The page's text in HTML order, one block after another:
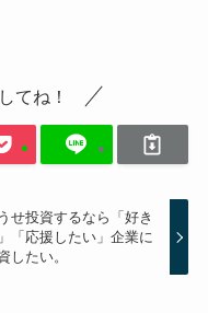
てね！
せ投資するなら「好き
「応援したい」企業に
したい。